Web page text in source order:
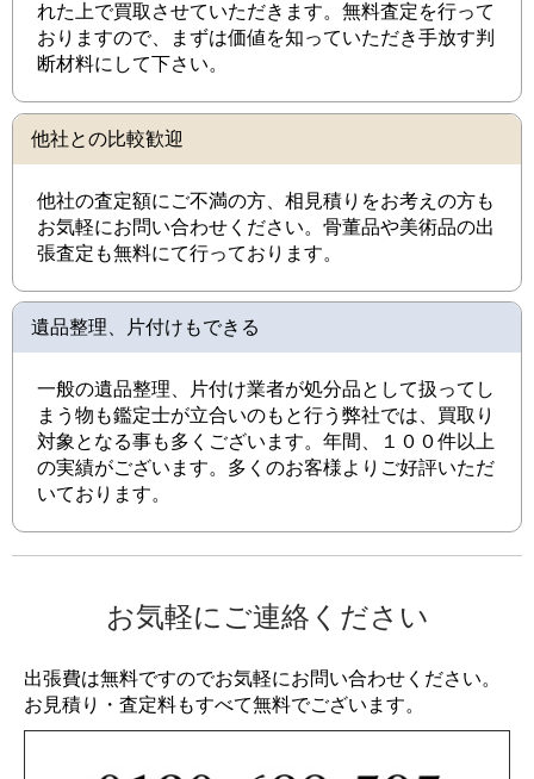
れた上で買取させていただきます。無料査定を行って
おりますので、まずは価値を知っていただき手放す判
断材料にして下さい。
他社との比較歓迎
他社の査定額にご不満の方、相見積りをお考えの方も
お気軽にお問い合わせください。骨董品や美術品の出
張査定も無料にて行っております。
遺品整理、片付けもできる
一般の遺品整理、片付け業者が処分品として扱ってし
まう物も鑑定士が立合いのもと行う弊社では、買取り
対象となる事も多くございます。年間、１００件以上
の実績がございます。多くのお客様よりご好評いただ
いております。
お気軽にご連絡ください
出張費は無料ですのでお気軽にお問い合わせください。
お見積り・査定料もすべて無料でございます。